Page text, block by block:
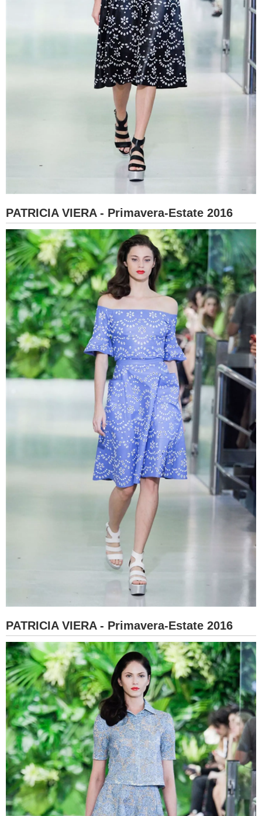
PATRICIA VIERA - Primavera-Estate 2016
PATRICIA VIERA - Primavera-Estate 2016